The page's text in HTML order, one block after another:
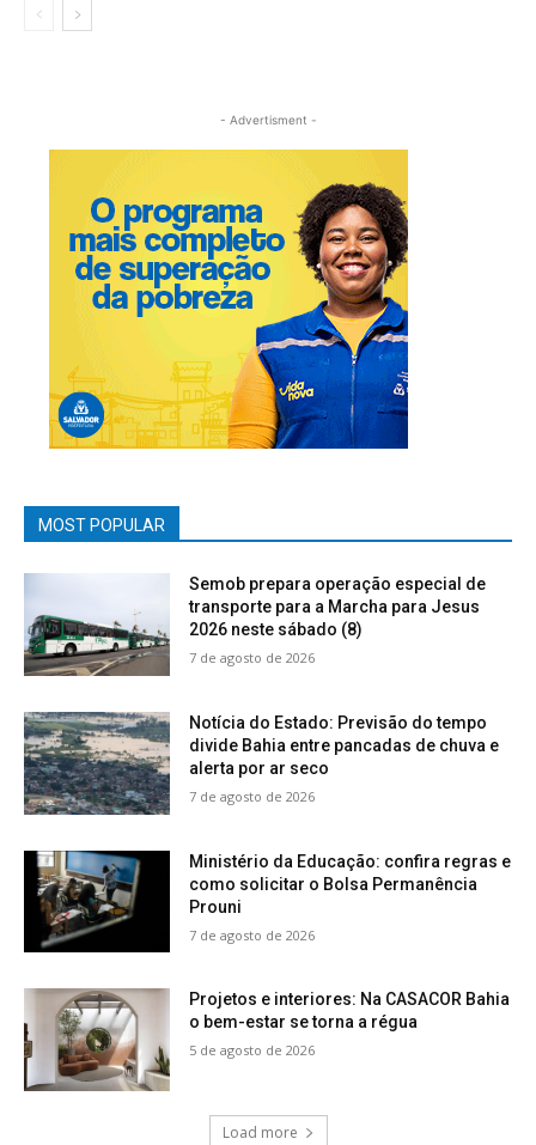
- Advertisment -
MOST POPULAR
Semob prepara operação especial de
transporte para a Marcha para Jesus
2026 neste sábado (8)
7 de agosto de 2026
Notícia do Estado: Previsão do tempo
divide Bahia entre pancadas de chuva e
alerta por ar seco
7 de agosto de 2026
Ministério da Educação: confira regras e
como solicitar o Bolsa Permanência
Prouni
7 de agosto de 2026
Projetos e interiores: Na CASACOR Bahia
o bem-estar se torna a régua
5 de agosto de 2026
Load more